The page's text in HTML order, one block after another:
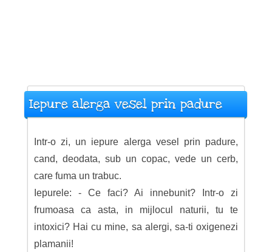
Iepure alerga vesel prin padure
Intr-o zi, un iepure alerga vesel prin padure,
cand, deodata, sub un copac, vede un cerb,
care fuma un trabuc.
Iepurele: - Ce faci? Ai innebunit? Intr-o zi
frumoasa ca asta, in mijlocul naturii, tu te
intoxici? Hai cu mine, sa alergi, sa-ti oxigenezi
plamanii!